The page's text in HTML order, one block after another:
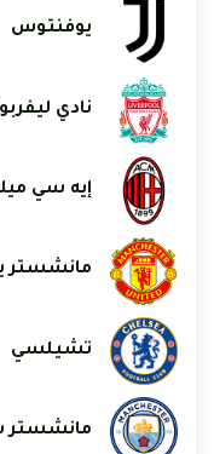
يوفنتوس
نادي ليفربول
إيه سي ميلان
مانشستر يونايتد
تشيلسي
مانشستر سيتي